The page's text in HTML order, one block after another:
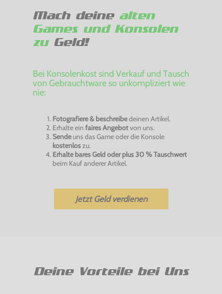
Mach deine alten
Games und Konsolen
zuGeld!
Bei Konsolenkost sind Verkauf und Tausch
von Gebrauchtware so unkompliziert wie
nie:
Fotografiere & beschreibedeinen Artikel.
Erhalte ein faires Angebotvon uns.
Sendeuns das Game oder die Konsole
kostenloszu.
Erhalte bares Geld oder plus 30 % Tauschwert
beim Kauf anderer Artikel.
Jetzt Geld verdienen
Deine Vorteile bei Uns